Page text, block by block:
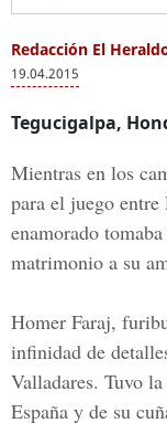
Redacción El
19.04.2015
Tegucigalpa,
Mientras en los
para el juego entre
enamorado
matrimonio a su
Homer Faraj,
infinidad de
Valladares. Tuvo
España y de su